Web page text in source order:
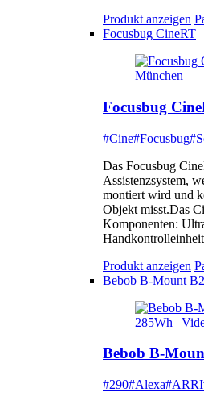
Produkt anzeigen
Focusbug CineRT
Focusbug
#Cine#Focusbug
Das Focusbug
Assistenzsystem,
montiert wird und
Objekt misst.Das
Komponenten:
Produkt anzeigen
Bebob B-Mount
Bebob B-
#290#Alexa#ARRI